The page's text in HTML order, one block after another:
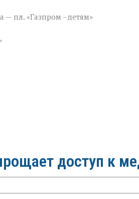
— пл. «Газпром –детям»
доступ к